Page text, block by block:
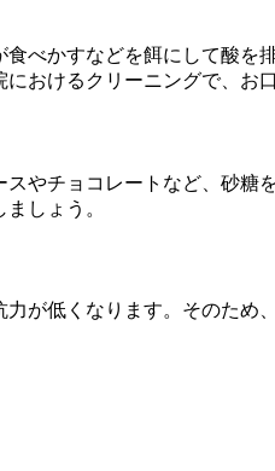
べかすなどを餌にして酸
おけるクリーニングで、お
やチョコレートなど、砂
しょう。
が低くなります。そのた